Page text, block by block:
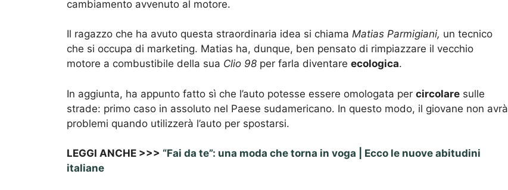
cambiamento avvenuto al motore.
Il ragazzo che ha avuto questa straordinaria idea si chiama Matias Parmigiani, un tecnico
che si occupa di marketing. Matias ha, dunque, ben pensato di rimpiazzare il vecchio
motore a combustibile della sua Clio 98 per farla diventare ecologica.
In aggiunta, ha appunto fatto sì che l’auto potesse essere omologata per circolare sulle
strade: primo caso in assoluto nel Paese sudamericano. In questo modo, il giovane non avrà
problemi quando utilizzerà l’auto per spostarsi.
LEGGI ANCHE >>> “Fai da te”: una moda che torna in voga | Ecco le nuove abitudini
italiane